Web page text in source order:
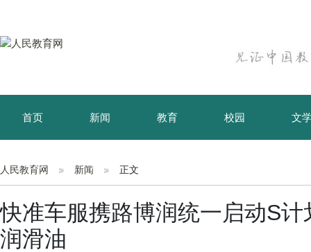
首页 新闻 教育 校园 文
育儿 资讯
人民教育网 新闻 正文
快准车服携路博润统一启动S
润滑油